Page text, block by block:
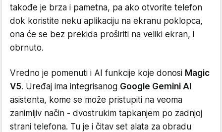
takođe je brza i pametna, pa ako otvorite telefon
dok koristite neku aplikaciju na ekranu poklopca,
ona će se bez prekida proširiti na veliki ekran, i
obrnuto.
Vredno je pomenuti i AI funkcije koje donosi Magic
V5. Uređaj ima integrisanog Google Gemini AI
asistenta, kome se može pristupiti na veoma
zanimljiv način - dvostrukim tapkanjem po zadnjoj
strani telefona. Tu je i čitav set alata za obradu